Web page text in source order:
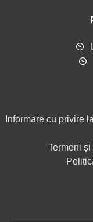
Informare cu privire
Termeni